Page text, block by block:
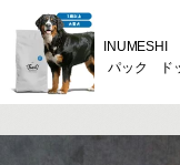
パック ド